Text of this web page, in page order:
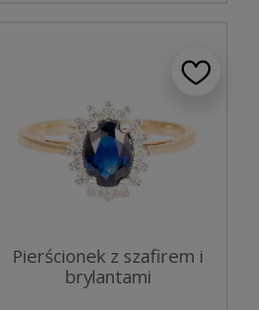
Pierścionek z szafirem i
brylantami